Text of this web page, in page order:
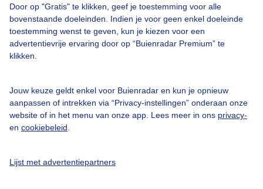
Door op "Gratis" te klikken, geef je toestemming voor alle
bovenstaande doeleinden. Indien je voor geen enkel doeleinde
toestemming wenst te geven, kun je kiezen voor een
advertentievrije ervaring door op “Buienradar Premium” te
klikken.
Jouw keuze geldt enkel voor Buienradar en kun je opnieuw
aanpassen of intrekken via “Privacy-instellingen” onderaan onze
website of in het menu van onze app. Lees meer in ons privacy-
en cookiebeleid
Lijst met advertentiepartners
Contact
Toegankelijkheid
Gebruikersvoorwaarden
Buienradar Team
Privacy beleid
Cookie beleid